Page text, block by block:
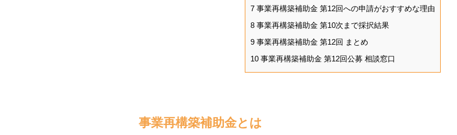
7 事業再構築補助金 第12回への申請がおすすめな理由
8 事業再構築補助金 第10次まで採択結果
9 事業再構築補助金 第12回 まとめ
10 事業再構築補助金 第12回公募 相談窓口
事業再構築補助金とは